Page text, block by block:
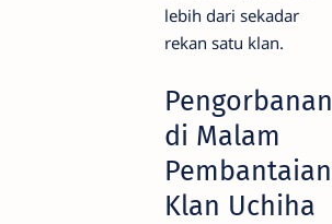
lebih dari sekadar
rekan satu klan.
Pengorbanan
di Malam
Pembantaian
Klan Uchiha